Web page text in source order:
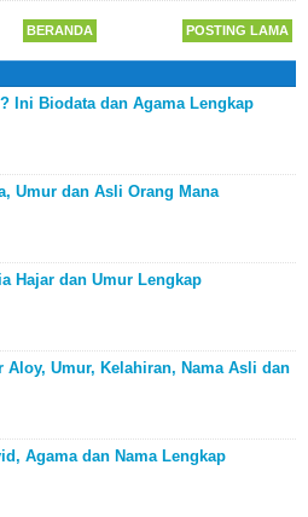
POSTING LAMA
BERANDA
Ini Biodata dan Agama Lengkap
Umur dan Asli Orang Mana
Hajar dan Umur Lengkap
Aloy, Umur, Kelahiran, Nama Asli dan
Agama dan Nama Lengkap